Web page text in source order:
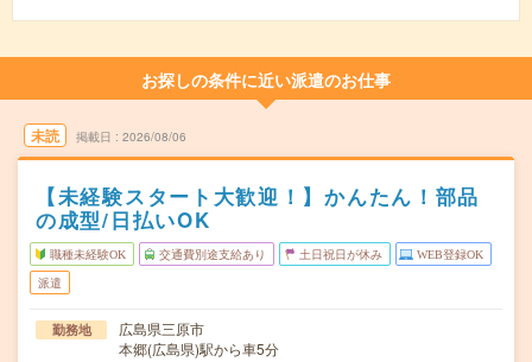
お探しの条件に近い派遣のお仕事
未読 掲載日 2026/08/06
【未経験スタート大歓迎！】かんたん！部品
の成型/日払いOK
職種未経験OK 交通費別途支給あり 土日祝日が休み WEB登録OK
派遣
勤務地
広島県三原市
本郷(広島県)駅から車5分